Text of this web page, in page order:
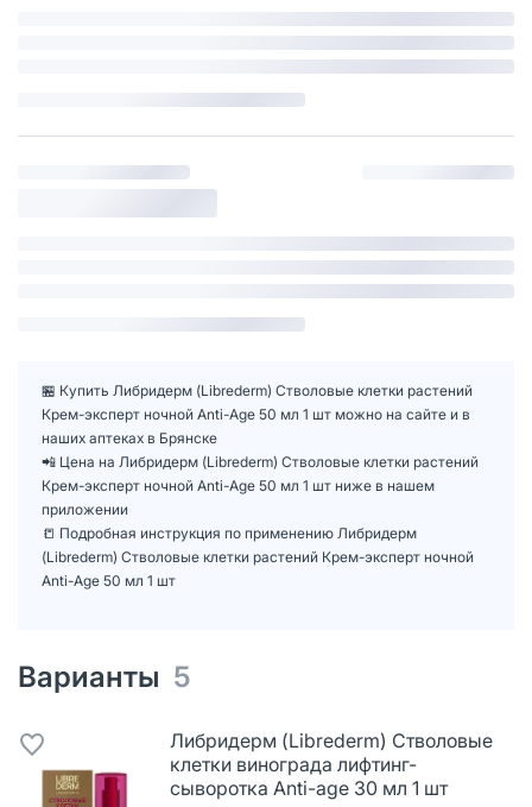
🏪 Купить Либридерм (Librederm) Стволовые клетки растений
Крем-эксперт ночной Anti-Age 50 мл 1 шт можно на сайте и в
наших аптеках в Брянске
📲 Цена на Либридерм (Librederm) Стволовые клетки растений
Крем-эксперт ночной Anti-Age 50 мл 1 шт ниже в нашем
приложении
📒 Подробная инструкция по применению Либридерм
(Librederm) Стволовые клетки растений Крем-эксперт ночной
Anti-Age 50 мл 1 шт
Варианты 5
Либридерм (Librederm) Стволовые
клетки винограда лифтинг-
сыворотка Anti-age 30 мл 1 шт